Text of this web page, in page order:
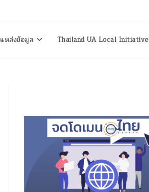
แหล่งข้อมูล Thailand UA Local Initiative